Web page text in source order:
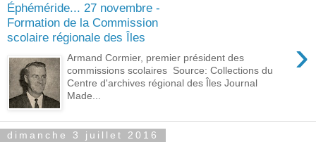
Éphéméride... 27 novembre -
Formation de la Commission
scolaire régionale des Îles
›
Armand Cormier, premier président des
commissions scolaires Source: Collections du
Centre d'archives régional des Îles Journal
Made...
dimanche 3 juillet 2016